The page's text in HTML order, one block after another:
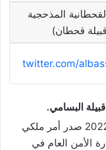
المذحجية
قحطان)
twitter.com/
البسامي.
في يوم الأحد الموافق 29 أيار 2022 صدر أمر ملكي
الأمن العام في